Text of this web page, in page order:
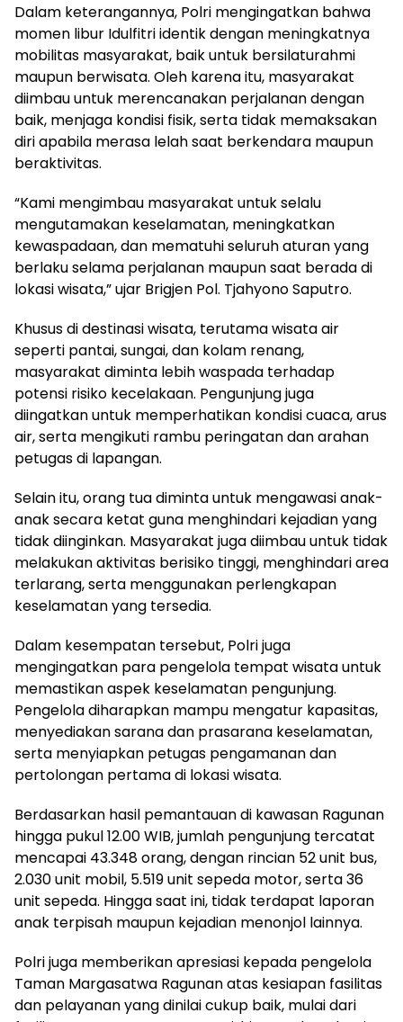
Dalam keterangannya, Polri mengingatkan bahwa
momen libur Idulfitri identik dengan meningkatnya
mobilitas masyarakat, baik untuk bersilaturahmi
maupun berwisata. Oleh karena itu, masyarakat
diimbau untuk merencanakan perjalanan dengan
baik, menjaga kondisi fisik, serta tidak memaksakan
diri apabila merasa lelah saat berkendara maupun
beraktivitas.
“Kami mengimbau masyarakat untuk selalu
mengutamakan keselamatan, meningkatkan
kewaspadaan, dan mematuhi seluruh aturan yang
berlaku selama perjalanan maupun saat berada di
lokasi wisata,” ujar Brigjen Pol. Tjahyono Saputro.
Khusus di destinasi wisata, terutama wisata air
seperti pantai, sungai, dan kolam renang,
masyarakat diminta lebih waspada terhadap
potensi risiko kecelakaan. Pengunjung juga
diingatkan untuk memperhatikan kondisi cuaca, arus
air, serta mengikuti rambu peringatan dan arahan
petugas di lapangan.
Selain itu, orang tua diminta untuk mengawasi anak-
anak secara ketat guna menghindari kejadian yang
tidak diinginkan. Masyarakat juga diimbau untuk tidak
melakukan aktivitas berisiko tinggi, menghindari area
terlarang, serta menggunakan perlengkapan
keselamatan yang tersedia.
Dalam kesempatan tersebut, Polri juga
mengingatkan para pengelola tempat wisata untuk
memastikan aspek keselamatan pengunjung.
Pengelola diharapkan mampu mengatur kapasitas,
menyediakan sarana dan prasarana keselamatan,
serta menyiapkan petugas pengamanan dan
pertolongan pertama di lokasi wisata.
Berdasarkan hasil pemantauan di kawasan Ragunan
hingga pukul 12.00 WIB, jumlah pengunjung tercatat
mencapai 43.348 orang, dengan rincian 52 unit bus,
2.030 unit mobil, 5.519 unit sepeda motor, serta 36
unit sepeda. Hingga saat ini, tidak terdapat laporan
anak terpisah maupun kejadian menonjol lainnya.
Polri juga memberikan apresiasi kepada pengelola
Taman Margasatwa Ragunan atas kesiapan fasilitas
dan pelayanan yang dinilai cukup baik, mulai dari